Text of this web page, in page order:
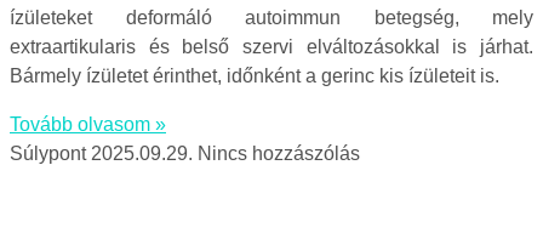
ízületeket deformáló autoimmun betegség, mely
extraartikularis és belső szervi elváltozásokkal is járhat.
Bármely ízületet érinthet, időnként a gerinc kis ízületeit is.
Tovább olvasom »
Súlypont 2025.09.29. Nincs hozzászólás